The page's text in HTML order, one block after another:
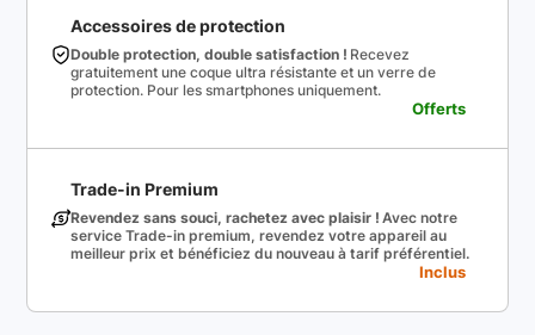
Accessoires de protection
Double protection, double satisfaction ! Recevez
gratuitement une coque ultra résistante et un verre de
protection. Pour les smartphones uniquement.
Offerts
Trade-in Premium
Revendez sans souci, rachetez avec plaisir ! Avec notre
service Trade-in premium, revendez votre appareil au
meilleur prix et bénéficiez du nouveau à tarif préférentiel.
Inclus